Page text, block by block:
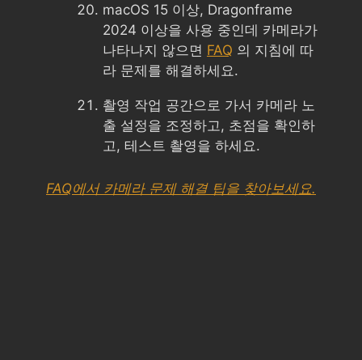
macOS 15 이상, Dragonframe
2024 이상을 사용 중인데 카메라가
나타나지 않으면 FAQ 의 지침에 따
라 문제를 해결하세요.
촬영 작업 공간으로 가서 카메라 노
출 설정을 조정하고, 초점을 확인하
고, 테스트 촬영을 하세요.
FAQ에서 카메라 문제 해결 팁을 찾아보세요.